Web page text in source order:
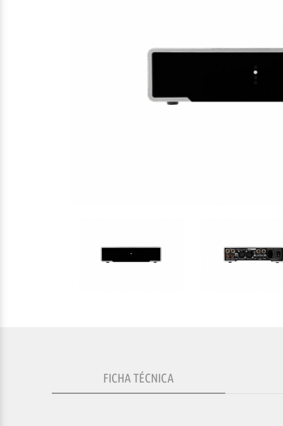
FICHA TÉCNICA